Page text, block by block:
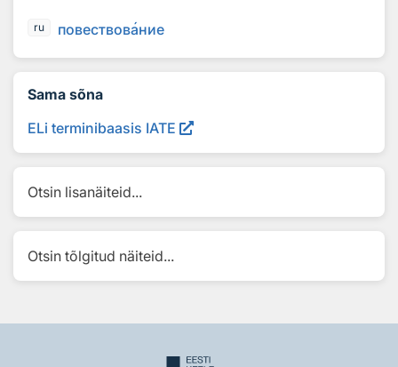
ru повествование
Sama sõna
ELi terminibaasis IATE
Otsin lisanäiteid...
Otsin tõlgitud näiteid...